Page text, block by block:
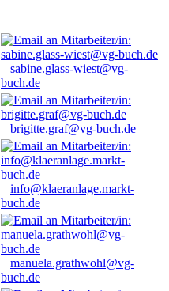
sabine.glass-wiest@vg-
buch.de
brigitte.graf@vg-buch.de
info@klaeranlage.markt-
buch.de
manuela.grathwohl@vg-
buch.de